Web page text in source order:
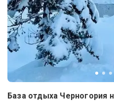
База отдыха Черногория